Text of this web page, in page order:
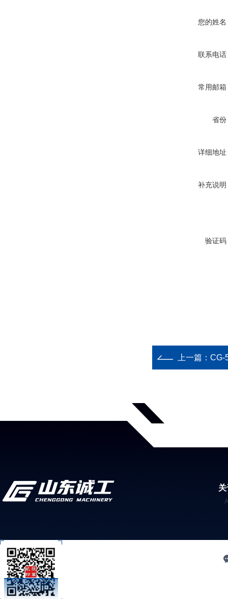
您的姓名
联系电话
常用邮箱
省份
详细地址
补充说明
验证码
上一篇： CG-